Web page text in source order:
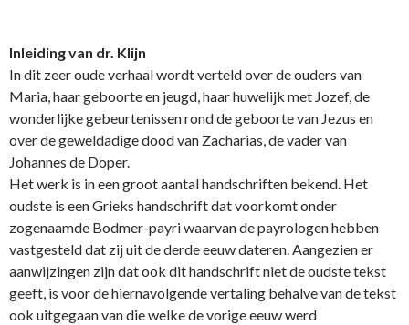
Inleiding van dr. Klijn
In dit zeer oude verhaal wordt verteld over de ouders van
Maria, haar geboorte en jeugd, haar huwelijk met Jozef, de
wonderlijke gebeurtenissen rond de geboorte van Jezus en
over de geweldadige dood van Zacharias, de vader van
Johannes de Doper.
Het werk is in een groot aantal handschriften bekend. Het
oudste is een Grieks handschrift dat voorkomt o­nder
zogenaamde Bodmer-payri waarvan de payrologen hebben
vastgesteld dat zij uit de derde eeuw dateren. Aangezien er
aanwijzingen zijn dat ook dit handschrift niet de oudste tekst
geeft, is voor de hiernavolgende vertaling behalve van de tekst
ook uitgegaan van die welke de vorige eeuw werd